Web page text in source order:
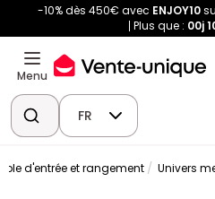
-10% dès 450€ avec ENJOY10
Plus que : 00j
Menu
FR
d'entrée et rangement Univers